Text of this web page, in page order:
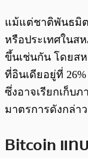
แม้แต่ชาติพันธมิต
หรือประเทศในส
ขึ้นเช่นกัน โดยส
ที่อินเดียอยู่ที่
ซึ่งอาจเรียกเก็บ
มาตรการดังกล่าว
Bitcoin แท